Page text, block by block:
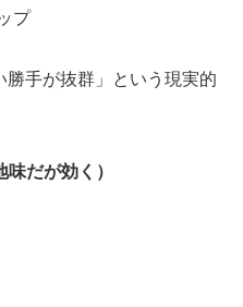
プ
手が抜群」という現実的
味だが効く）